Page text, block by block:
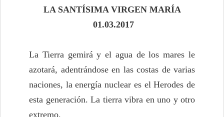
LA SANTÍSIMA VIRGEN MARÍA
01.03.2017
La Tierra gemirá y el agua de los mares le
azotará, adentrándose en las costas de varias
naciones, la energía nuclear es el Herodes de
esta generación. La tierra vibra en uno y otro
extremo.